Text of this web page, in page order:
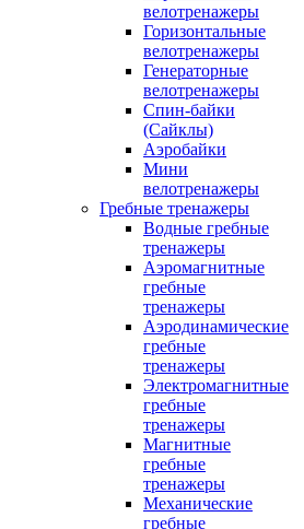
велотренажеры
Горизонтальные
велотренажеры
Генераторные
велотренажеры
Спин-байки
(Сайклы)
Аэробайки
Мини
велотренажеры
Гребные тренажеры
Водные гребные
тренажеры
Аэромагнитные
гребные
тренажеры
Аэродинамические
гребные
тренажеры
Электромагнитные
гребные
тренажеры
Магнитные
гребные
тренажеры
Механические
гребные